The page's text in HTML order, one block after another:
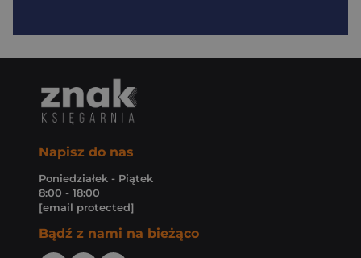
Napisz do nas
Poniedziałek - Piątek
8:00 - 18:00
[email protected]
Bądź z nami na bieżąco